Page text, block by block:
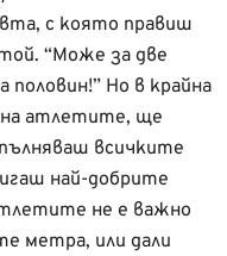
с която правиш
“Може за две
половин!” Но в крайна
на атлетите, ще
всичките
най-добрите
не е важно
метра, или дали